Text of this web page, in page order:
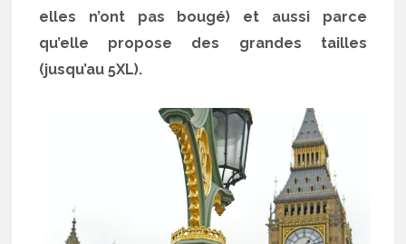
elles n’ont pas bougé) et aussi parce
qu’elle propose des grandes tailles
(jusqu’au 5XL).